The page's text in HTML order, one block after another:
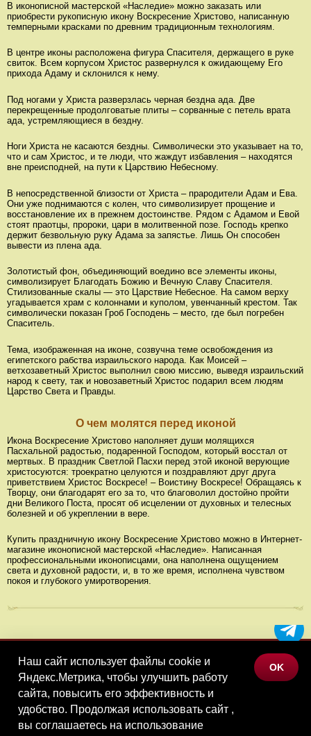
В иконописной мастерской «Наследие» можно заказать или
приобрести рукописную икону Воскресение Христово, написанную
темперными красками по древним традиционным технологиям.
В центре иконы расположена фигура Спасителя, держащего в руке
свиток. Всем корпусом Христос развернулся к ожидающему Его
прихода Адаму и склонился к нему.
Под ногами у Христа разверзлась черная бездна ада. Две
перекрещенные продолговатые плиты – сорванные с петель врата
ада, устремляющиеся в бездну.
Ноги Христа не касаются бездны. Символически это указывает на то,
что и сам Христос, и те люди, что жаждут избавления – находятся
вне преисподней, на пути к Царствию Небесному.
В непосредственной близости от Христа – прародители Адам и Ева.
Они уже поднимаются с колен, что символизирует прощение и
восстановление их в прежнем достоинстве. Рядом с Адамом и Евой
стоят праотцы, пророки, цари в молитвенной позе. Господь крепко
держит безвольную руку Адама за запястье. Лишь Он способен
вывести из плена ада.
Золотистый фон, объединяющий воедино все элементы иконы,
символизирует Благодать Божию и Вечную Славу Спасителя.
Стилизованные скалы — это Царствие Небесное. На самом верху
угадывается храм с колоннами и куполом, увенчанный крестом. Так
символически показан Гроб Господень – место, где был погребен
Спаситель.
Тема, изображенная на иконе, созвучна теме освобождения из
египетского рабства израильского народа. Как Моисей –
ветхозаветный Христос выполнил свою миссию, выведя израильский
народ к свету, так и новозаветный Христос подарил всем людям
Царство Света и Правды.
О чем молятся перед иконой
Икона Воскресение Христово наполняет души молящихся
Пасхальной радостью, подаренной Господом, который восстал от
мертвых. В праздник Светлой Пасхи перед этой иконой верующие
христосуются: троекратно целуются и поздравляют друг друга
приветствием Христос Воскресе! – Воистину Воскресе! Обращаясь к
Творцу, они благодарят его за то, что благоволил достойно пройти
дни Великого Поста, просят об исцелении от духовных и телесных
болезней и об укреплении в вере.
Купить праздничную икону Воскресение Христово можно в Интернет-
магазине иконописной мастерской «Наследие». Написанная
профессиональными иконописцами, она наполнена ощущением
света и духовной радости, и, в то же время, исполнена чувством
покоя и глубокого умиротворения.
МЕНЮ
КАТАЛОГ ТОВАРОВ
КОНТАКТЫ
Наш сайт использует файлы cookie и
Яндекс.Метрика, чтобы улучшить работу
сайта, повысить его эффективность и
удобство. Продолжая использовать сайт ,
вы соглашаетесь на использование
OK